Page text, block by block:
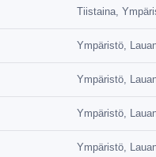
Tiistaina,
Ympäristö,
Ympäristö,
Ympäristö,
Ympäristö,